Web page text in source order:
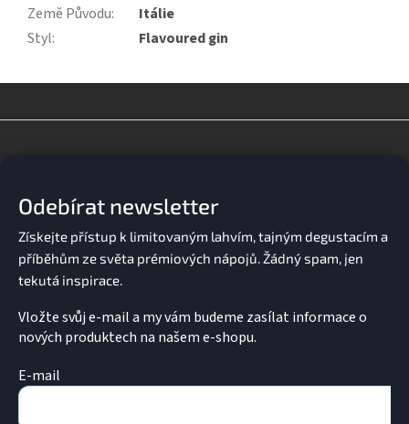
Země Původu:
Itálie
Styl: Flavoured gin
Odebírat newsletter
Vložte svůj e-mail a my vám budeme zasílat informace o
nových produktech na našem e-shopu.
E-mail